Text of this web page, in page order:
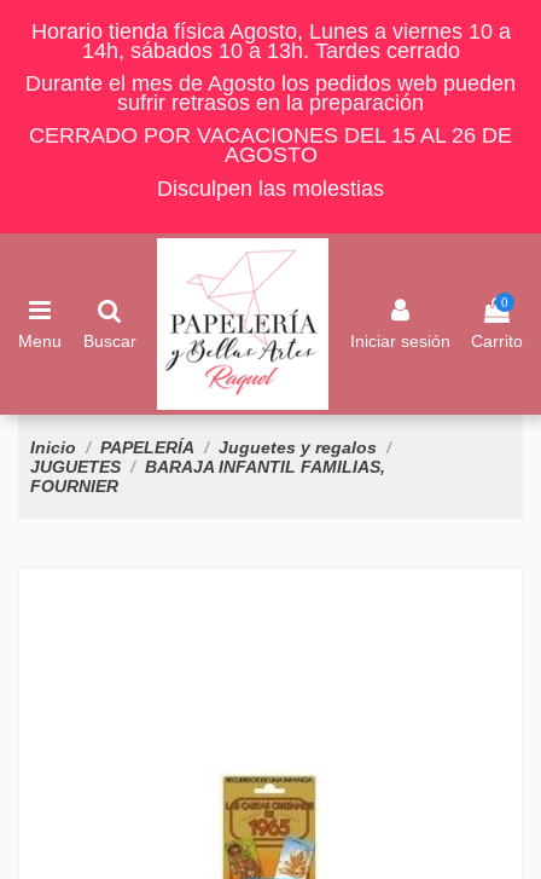
Horario tienda física Agosto, Lunes a viernes 10 a
14h, sábados 10 a 13h. Tardes cerrado
Durante el mes de Agosto los pedidos web pueden
sufrir retrasos en la preparación
CERRADO POR VACACIONES DEL 15 AL 26 DE
AGOSTO
Disculpen las molestias
Menu Buscar Iniciar sesión
0
Carrito
Inicio PAPELERÍA
Juguetes y regalos
JUGUETES
BARAJA INFANTIL FAMILIAS,
FOURNIER